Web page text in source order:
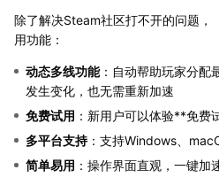
除了解决Steam社区打不开的问题，
用功能：
动态多线功能：自动帮助玩家分配
发生变化，也无需重新加速
免费试用 ：新用户可以体验**免费
多平台支持：支持Windows、
简单易用 ：操作界面直观，一键加